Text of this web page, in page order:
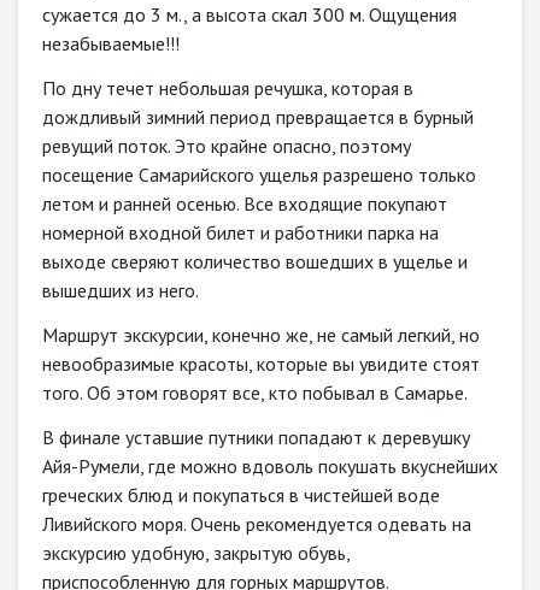
сужается до 3 м., а высота скал 300 м. Ощущения
незабываемые!!!
По дну течет небольшая речушка, которая в
дождливый зимний период превращается в бурный
ревущий поток. Это крайне опасно, поэтому
посещение Самарийского ущелья разрешено только
летом и ранней осенью. Все входящие покупают
номерной входной билет и работники парка на
выходе сверяют количество вошедших в ущелье и
вышедших из него.
Маршрут экскурсии, конечно же, не самый легкий, но
невообразимые красоты, которые вы увидите стоят
того. Об этом говорят все, кто побывал в Самарье.
В финале уставшие путники попадают к деревушку
Айя-Румели, где можно вдоволь покушать вкуснейших
греческих блюд и покупаться в чистейшей воде
Ливийского моря. Очень рекомендуется одевать на
экскурсию удобную, закрытую обувь,
приспособленную для горных маршрутов.